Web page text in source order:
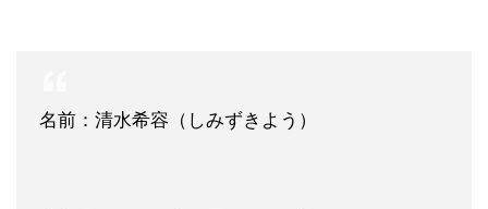
名前：清水希容（しみずきよう）